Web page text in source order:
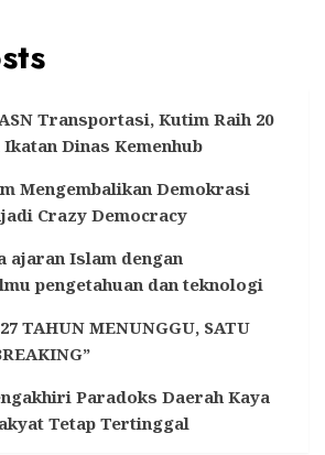
Transportasi, Kutim Raih 20
Dinas Kemenhub
Mengembalikan Demokrasi
Crazy Democracy
ajaran Islam dengan
pengetahuan dan teknologi
TAHUN MENUNGGU, SATU
Paradoks Daerah Kaya
Tetap Tertinggal